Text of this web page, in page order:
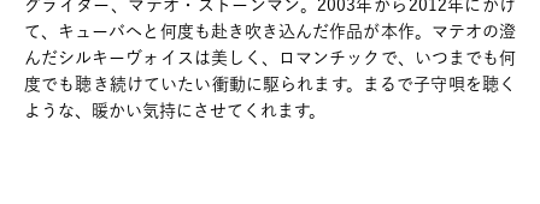
グライター、マテオ・ストーンマン。2003年から2012年にかけ
て、キューバへと何度も赴き吹き込んだ作品が本作。マテオの澄
んだシルキーヴォイスは美しく、ロマンチックで、いつまでも何
度でも聴き続けていたい衝動に駆られます。まるで子守唄を聴く
ような、暖かい気持にさせてくれます。